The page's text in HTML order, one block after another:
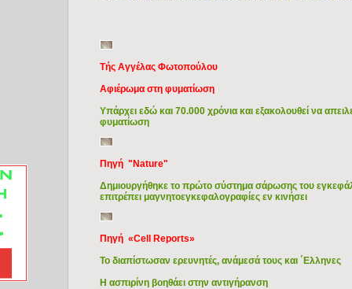
Τής Αγγέλας Φωτοπούλου
Αφιέρωμα στη φυματίωση
Υπάρχει εδώ και 70.000 χρόνια και εξακολουθεί να
φυματίωση
Πηγή "Nature"
Δημιουργήθηκε το πρώτο σύστημα σάρωσης του
επιτρέπει μαγνητοεγκεφαλογραφίες εν κινήσει
Πηγή «Cell Reports»
Το διαπίστωσαν ερευνητές, ανάμεσά τους και ΄Ελληνες
H ασπιρίνη βοηθάει στην αντιγήρανση